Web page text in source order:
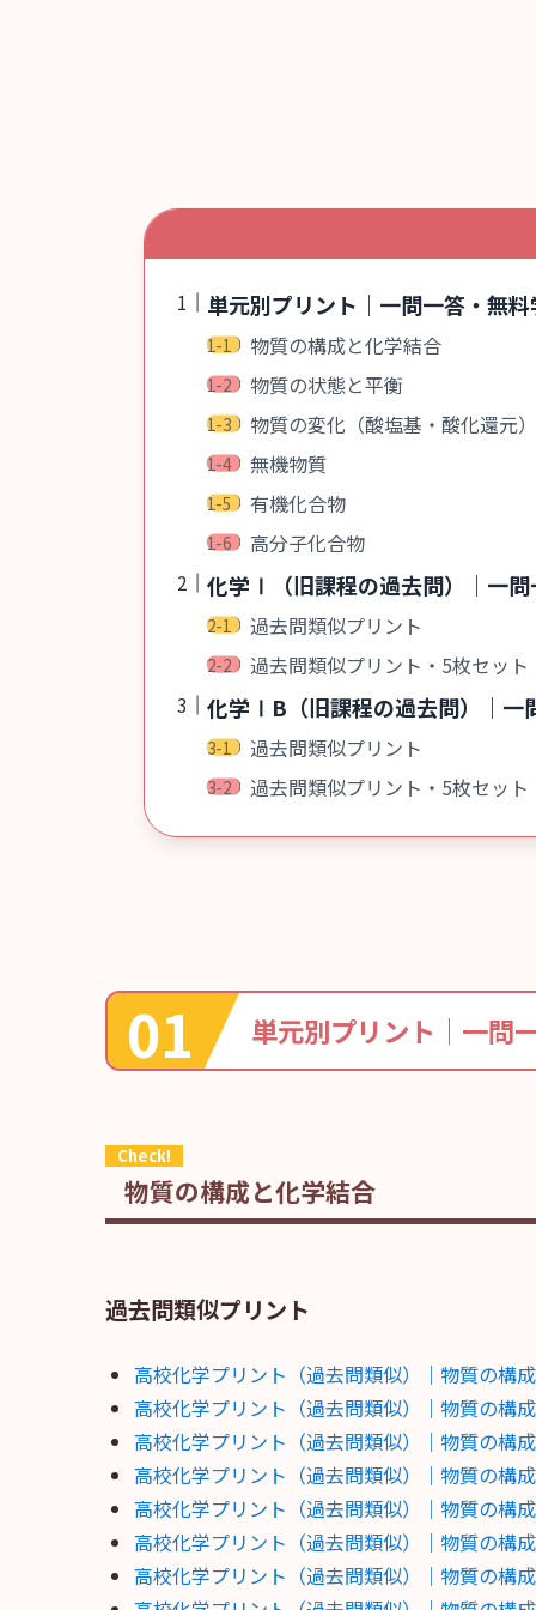
単元別プリント｜一問一答・無
物質の構成と化学結合
物質の状態と平衡
物質の変化（酸塩基・酸化還元
無機物質
有機化合物
高分子化合物
化学Ⅰ（旧課程の過去問）｜一
過去問類似プリント
過去問類似プリント・5枚セット
化学ⅠB（旧課程の過去問）｜一
過去問類似プリント
過去問類似プリント・5枚セット
単元別プリント｜一問
物質の構成と化学結合
過去問類似プリント
高校化学プリント（過去問類似）｜物質の構
高校化学プリント（過去問類似）｜物質の構
高校化学プリント（過去問類似）｜物質の構
高校化学プリント（過去問類似）｜物質の構
高校化学プリント（過去問類似）｜物質の構
高校化学プリント（過去問類似）｜物質の構
高校化学プリント（過去問類似）｜物質の構